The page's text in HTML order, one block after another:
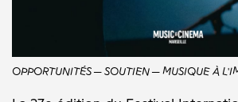
OPPORTUNITÉS SOUTIEN MUSIQUE À